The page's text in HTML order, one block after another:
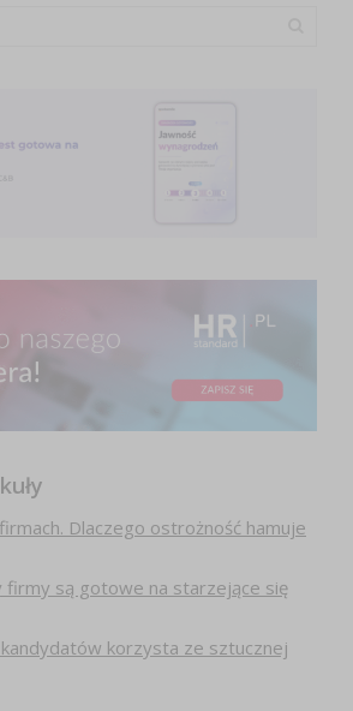
Dlaczego ostrożność hamuje
firmy są gotowe na starzejące się
korzysta ze sztucznej